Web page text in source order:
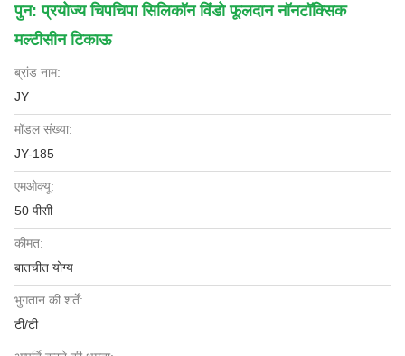
पुन: प्रयोज्य चिपचिपा सिलिकॉन विंडो फूलदान नॉनटॉक्सिक
मल्टीसीन टिकाऊ
ब्रांड नाम:
JY
मॉडल संख्या:
JY-185
एमओक्यू:
50 पीसी
कीमत:
बातचीत योग्य
भुगतान की शर्तें:
टी/टी